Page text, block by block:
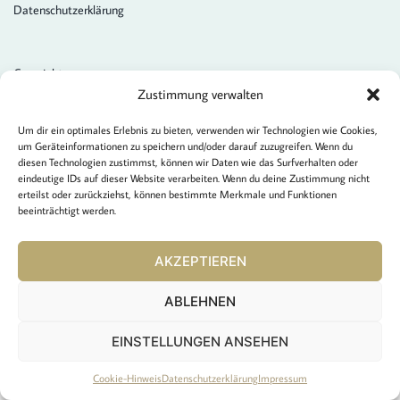
Zustimmung verwalten
Um dir ein optimales Erlebnis zu bieten, verwenden wir Technologien wie Cookies,
um Geräteinformationen zu speichern und/oder darauf zuzugreifen. Wenn du
diesen Technologien zustimmst, können wir Daten wie das Surfverhalten oder
eindeutige IDs auf dieser Website verarbeiten. Wenn du deine Zustimmung nicht
erteilst oder zurückziehst, können bestimmte Merkmale und Funktionen
beeinträchtigt werden.
AKZEPTIEREN
ABLEHNEN
EINSTELLUNGEN ANSEHEN
Cookie-HinweisDatenschutzerklärungImpressum
Datenschutzerklärung
Copyright:
2024 Kreative Bücher / SCHÖNdesign